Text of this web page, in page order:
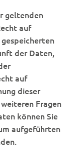
geltenden
auf
der Daten,
auf
dieser
Fragen
können Sie
aufgeführten